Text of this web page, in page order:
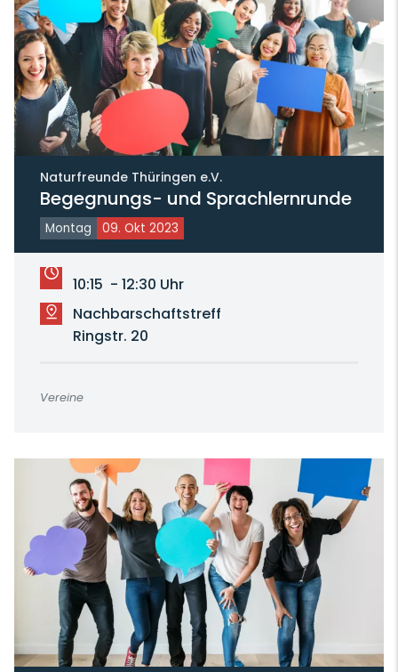
Naturfreunde Thüringen e.V.
Begegnungs- und Sprachlernrunde
Montag 09. Okt 2023
10:15 - 12:30 Uhr
Nachbarschaftstreff
Ringstr. 20
Vereine